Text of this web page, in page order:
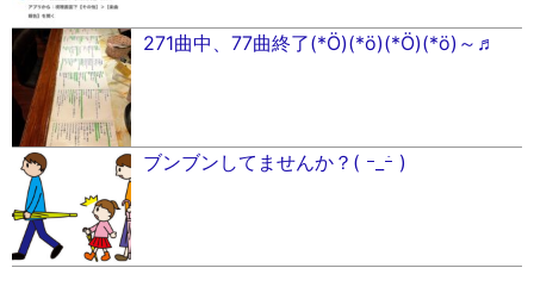
271曲中、77曲終了(*Ӧ)(*ӧ)(*Ӧ)(*ӧ)～♬
ブンブンしてませんか？( ｰ_ｰ́ )